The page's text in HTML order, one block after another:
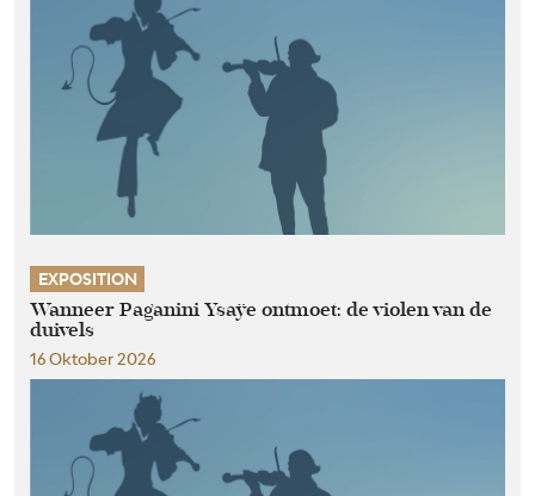
EXPOSITION
Wanneer Paganini Ysaÿe ontmoet: de violen van de
duivels
16 Oktober 2026